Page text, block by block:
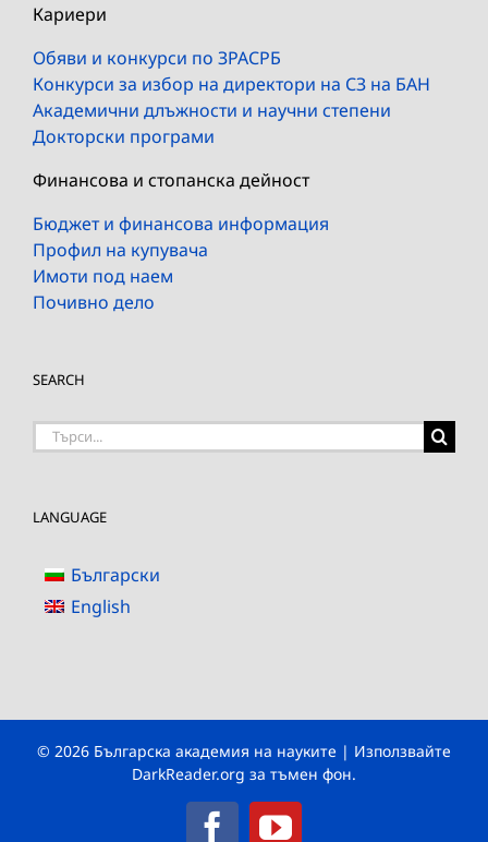
Кариери
Обяви и конкурси по ЗРАСРБ
Конкурси за избор на директори на СЗ на БАН
Академични длъжности и научни степени
Докторски програми
Финансова и стопанска дейност
Бюджет и финансова информация
Профил на купувача
Имоти под наем
Почивно дело
SEARCH
Търсене
LANGUAGE
Български
English
© 2026 Българска академия на науките | Използвайте
DarkReader.org за тъмен фон.